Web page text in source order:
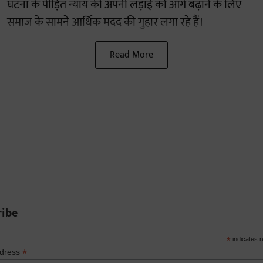
घटना के पीड़ित न्याय की अपनी लड़ाई को आगे बढ़ाने के लिए
समाज के सामने आर्थिक मदद की गुहार लगा रहे हैं।
Read More
* indicates
*